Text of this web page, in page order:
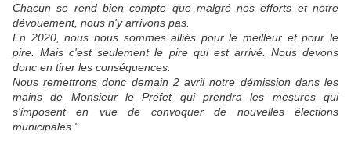
Chacun se rend bien compte que malgré nos efforts et notre
dévouement, nous n'y arrivons pas.
En 2020, nous nous sommes alliés pour le meilleur et pour le
pire. Mais c'est seulement le pire qui est arrivé. Nous devons
donc en tirer les conséquences.
Nous remettrons donc demain 2 avril notre démission dans les
mains de Monsieur le Préfet qui prendra les mesures qui
s'imposent en vue de convoquer de nouvelles élections
municipales."